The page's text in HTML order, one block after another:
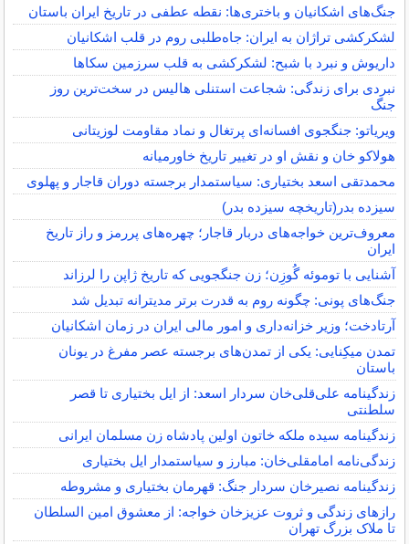
جنگ‌های اشکانیان و باختری‌ها: نقطه عطفی در تاریخ ایران باستان
لشکرکشی تراژان به ایران: جاه‌طلبی روم در قلب اشکانیان
داریوش و نبرد با شبح: لشکرکشی به قلب سرزمین سکاها
نبردی برای زندگی: شجاعت استنلی هالیس در سخت‌ترین روز
جنگ
ویریاتو: جنگجوی افسانه‌ای پرتغال و نماد مقاومت لوزیتانی
هولاکو خان و نقش او در تغییر تاریخ خاورمیانه
محمدتقی اسعد بختیاری: سیاستمدار برجسته دوران قاجار و پهلوی
سیزده بدر(تاریخچه سیزده بدر)
معروف‌ترین خواجه‌های دربار قاجار؛ چهره‌های پررمز و راز تاریخ
ایران
آشنایی با توموئه گُوزِن؛ زن جنگجویی که تاریخ ژاپن را لرزاند
جنگ‌های پونی: چگونه روم به قدرت برتر مدیترانه تبدیل شد
آرتادخت؛ وزیر خزانه‌داری و امور مالی ایران در زمان اشکانیان
تمدن میکِنایی: یکی از تمدن‌های برجسته عصر مفرغ در یونان
باستان
زندگینامه علی‌قلی‌خان سردار اسعد: از ایل بختیاری تا قصر
سلطنتی
زندگینامه سیده ملکه خاتون اولین پادشاه زن مسلمان ایرانی
زندگی‌نامه امامقلی‌خان: مبارز و سیاستمدار ایل بختیاری
زندگینامه نصیرخان سردار جنگ: قهرمان بختیاری و مشروطه
رازهای زندگی و ثروت عزیزخان خواجه: از معشوق امین السلطان
تا ملاک بزرگ تهران